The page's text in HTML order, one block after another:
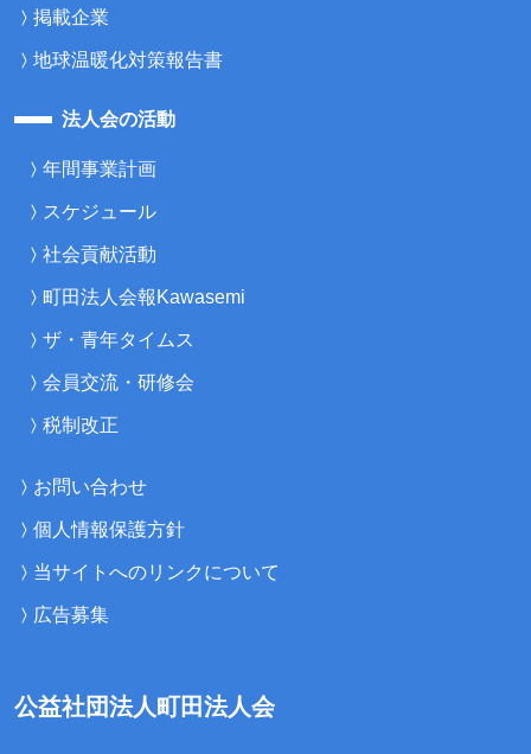
掲載企業
地球温暖化対策報告書
法人会の活動
年間事業計画
スケジュール
社会貢献活動
町田法人会報Kawasemi
ザ・青年タイムス
会員交流・研修会
税制改正
お問い合わせ
個人情報保護方針
当サイトへのリンクについて
広告募集
公益社団法人町田法人会